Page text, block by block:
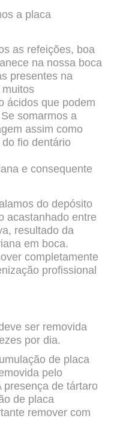
a placa
as refeições, boa
na nossa boca
presentes na
ácidos que podem
somarmos a
assim como
fio dentário
e consequente
do depósito
acastanhadoentre
resultado da
em boca.
completamente
profissional
ser removida
por dia.
de placa
pelo
presença de tártaro
de placa
remover com